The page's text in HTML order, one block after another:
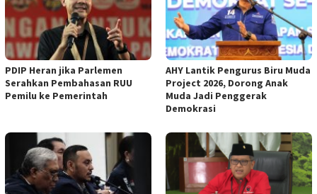
PDIP Heran jika Parlemen
Serahkan Pembahasan RUU
Pemilu ke Pemerintah
AHY Lantik Pengurus Biru Muda
Project 2026, Dorong Anak
Muda Jadi Penggerak
Demokrasi